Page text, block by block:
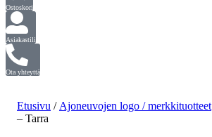
Ostoskori
Asiakastili
Ota yhteyttä
Etusivu / Ajoneuvojen logo / merkkituotteet
– Tarra